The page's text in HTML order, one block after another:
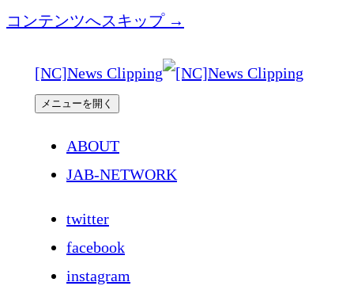
コンテンツへスキップ →
[NC]News Clipping
メニューを開く
ABOUT
JAB-NETWORK
twitter
facebook
instagram